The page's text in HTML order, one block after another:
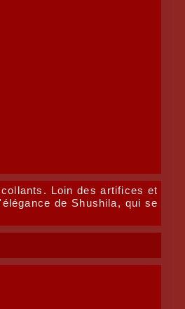
Loin des artifices et
de Shushila, qui se